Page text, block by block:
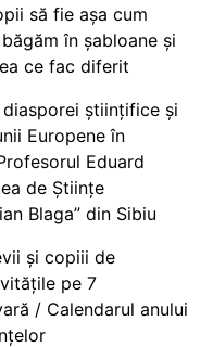
să fie așa cum
în șabloane și
ce fac diferit
științifice și
Europene în
Eduard
de Științe
Blaga” din Sibiu
și copiii de
pe 7
/ Calendarul anului